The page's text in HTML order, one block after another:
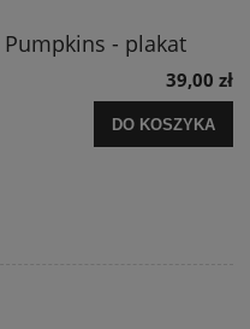
- plakat
39,00 zł
DO KOSZYKA